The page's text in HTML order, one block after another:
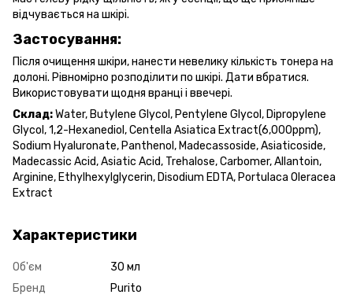
відчувається на шкірі.
Застосування:
Після очищення шкіри, нанести невелику кількість тонера на
долоні. Рівномірно розподілити по шкірі. Дати вбратися.
Використовувати щодня вранці і ввечері.
Cклад:Water, Butylene Glycol, Pentylene Glycol, Dipropylene
Glycol, 1,2-Hexanediol, Centella Asiatica Extract(6,000ppm),
Sodium Hyaluronate, Panthenol, Madecassoside, Asiaticoside,
Madecassic Acid, Asiatic Acid, Trehalose, Carbomer, Allantoin,
Arginine, Ethylhexylglycerin, Disodium EDTA, Portulaca Oleracea
Extract
Характеристики
Об'єм
30 мл
Бренд
Purito